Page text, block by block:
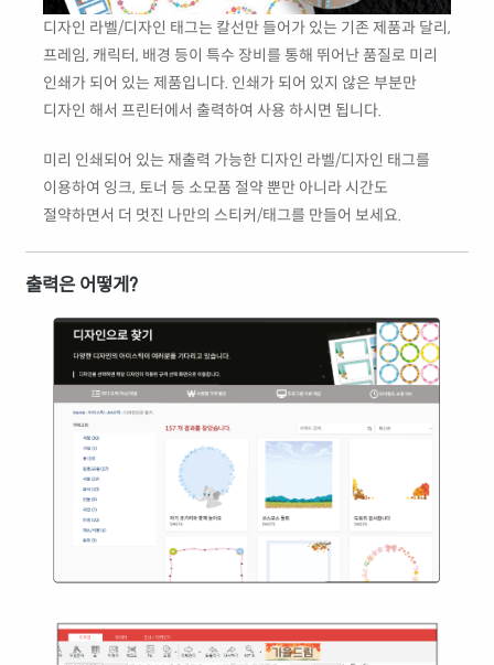
디자인 라벨/디자인 태그는 칼선만 들어가 있는 기존 제품과 달리,
프레임, 캐릭터, 배경 등이 특수 장비를 통해 뛰어난 품질로 미리
인쇄가 되어 있는 제품입니다. 인쇄가 되어 있지 않은 부분만
디자인 해서 프린터에서 출력하여 사용 하시면 됩니다.
미리 인쇄되어 있는 재출력 가능한 디자인 라벨/디자인 태그를
이용하여 잉크, 토너 등 소모품 절약 뿐만 아니라 시간도
절약하면서 더 멋진 나만의 스티커/태그를 만들어 보세요.
출력은 어떻게?